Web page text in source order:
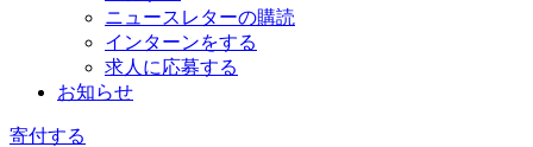
ニュースレターの購読
インターンをする
求人に応募する
お知らせ
寄付する